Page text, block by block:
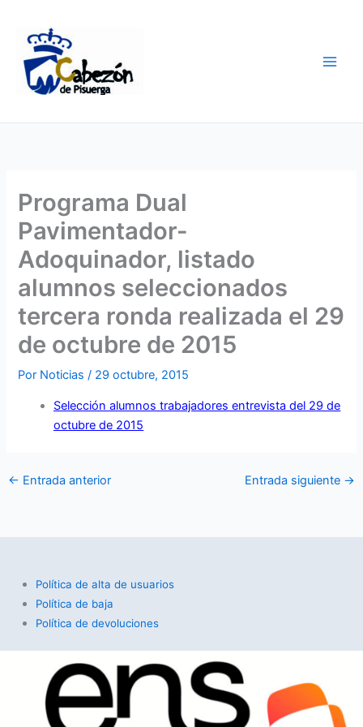
contenido
Programa Dual
Pavimentador-
Adoquinador, listado
alumnos seleccionados
tercera ronda realizada el 29
de octubre de 2015
Por Noticias/ 29 octubre, 2015
Selección alumnos trabajadores entrevista del 29 de
octubre de 2015
← Entrada anterior Entrada siguiente →
Política de alta de usuarios
Política de baja
Política de devoluciones